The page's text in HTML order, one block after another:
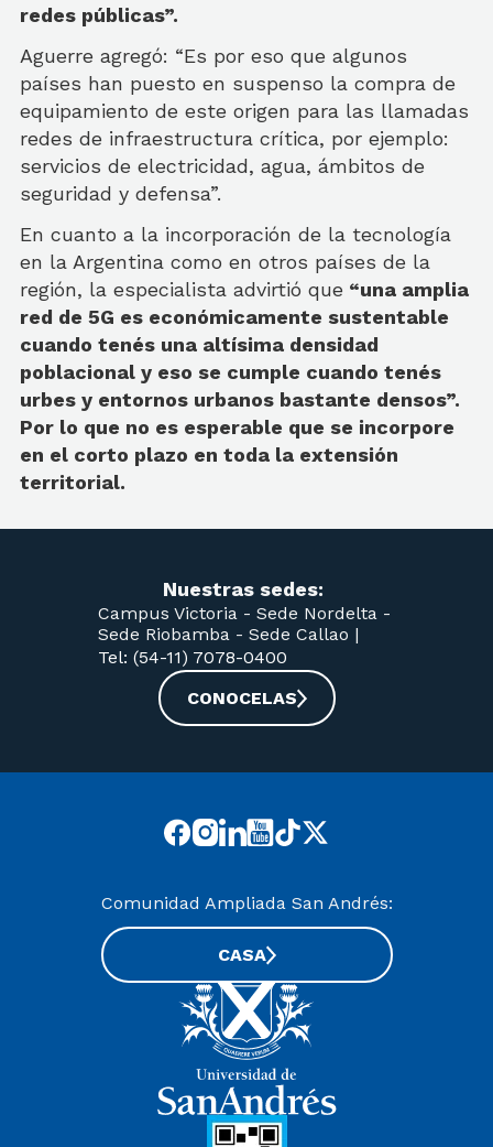
redes públicas”.
Aguerre agregó: “Es por eso que algunos
países han puesto en suspenso la compra de
equipamiento de este origen para las llamadas
redes de infraestructura crítica, por ejemplo:
servicios de electricidad, agua, ámbitos de
seguridad y defensa”.
En cuanto a la incorporación de la tecnología
en la Argentina como en otros países de la
región, la especialista advirtió que “una amplia
red de 5G es económicamente sustentable
cuando tenés una altísima densidad
poblacional y eso se cumple cuando tenés
urbes y entornos urbanos bastante densos”.
Por lo que no es esperable que se incorpore
en el corto plazo en toda la extensión
territorial.
Nuestras sedes:
Campus Victoria - Sede Nordelta -
Sede Riobamba - Sede Callao |
Tel: (54-11) 7078-0400
CONOCELAS
Comunidad Ampliada San Andrés:
CASA